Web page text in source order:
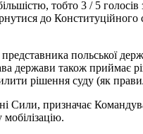
тобто 3 / 5
до
польської
держави також приймає
рішення суду (як
Сили, призначає